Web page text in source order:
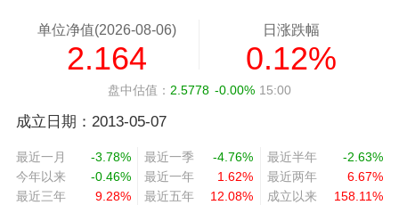
单位净值(2026-08-06)
2.164
日涨跌幅
0.12%
盘中估值： 2.5778 -0.00% 15:00
成立日期：2013-05-07
最近一月 -3.78% 最近一季 -4.76% 最近半年
-2.63%
今年以来
-0.46% 最近一年 1.62% 最近两年
6.67%
最近三年
9.28% 最近五年 12.08% 成立以来 158.11%